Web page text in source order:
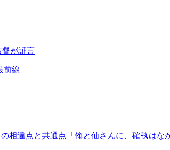
が証言
前線
相違点と共通点「俺と仙さんに、確執はな